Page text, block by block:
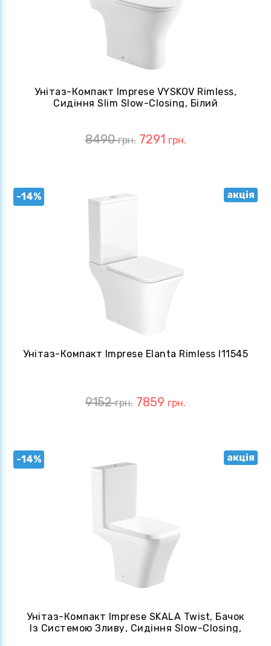
Унітаз-Компакт Imprese VYSKOV Rimless,
Сидіння Slim Slow-Closing, Білий
8490грн. 7291 грн.
-14% акція
Унітаз-Компакт Imprese Elanta Rimless I11545
9152грн. 7859 грн.
-14% акція
Унітаз-Компакт Imprese SKALA Twist, Бачок
Із Системою Зливу, Сидіння Slow-Closing,